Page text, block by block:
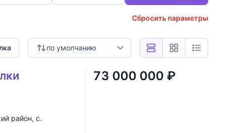
Сбросить параметры
по умолчанию
район, с.
73 000 000 ₽